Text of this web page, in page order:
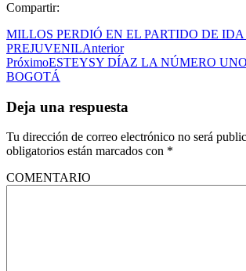
Compartir:
MILLOS PERDIÓ EN EL PARTIDO DE
PREJUVENILAnterior
PróximoESTEYSY DÍAZ LA NÚMERO
BOGOTÁ
Deja una respuesta
Tu dirección de correo electrónico no será
obligatorios están marcados con *
COMENTARIO